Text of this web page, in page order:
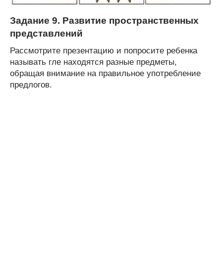
Задание 9. Развитие пространственных
представлений
Рассмотрите презентацию и попросите ребенка
называть гле находятся разные предметы,
обращая внимание на правильное употребление
предлогов.